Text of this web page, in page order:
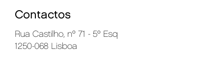
Contactos
Rua Castilho, nº 71 - 5º Esq
1250-068 Lisboa